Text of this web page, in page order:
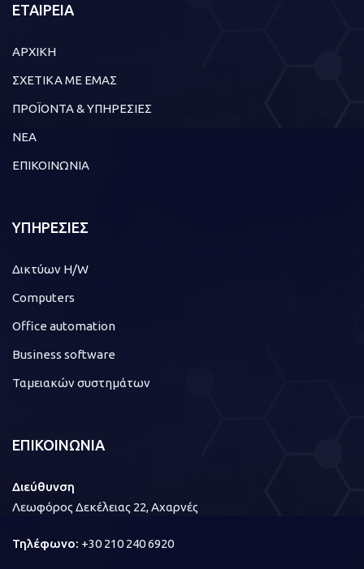
ΕΤΑΙΡΕΙΑ
ΑΡΧΙΚΗ
ΣΧΕΤΙΚΑ ΜΕ ΕΜΑΣ
ΠΡΟΪΟΝΤΑ & ΥΠΗΡΕΣΙΕΣ
ΝΕΑ
ΕΠΙΚΟΙΝΩΝΙΑ
ΥΠΗΡΕΣΙΕΣ
Δικτύων H/W
Computers
Office automation
Business software
Ταμειακών συστημάτων
ΕΠΙΚΟΙΝΩΝΙΑ
Διεύθυνση
Λεωφόρος Δεκέλειας 22, Αχαρνές
Τηλέφωνο: +30 210 240 6920